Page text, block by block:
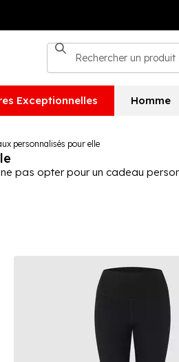
Exceptionnelles Homme
personnalisés pour elle
pas opter pour un cadeau
pouvez tout trouver ici chez
pouvez trouver quelque